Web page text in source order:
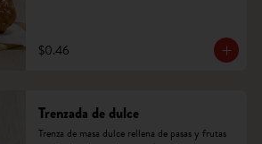
$0.46
Trenzada de dulce
Trenza de masa dulce rellena de pasas y frutas